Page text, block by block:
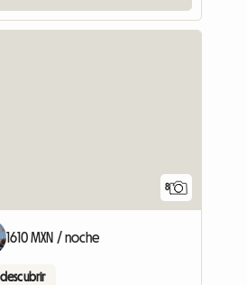
8
1610 MXN / noche
descubrir